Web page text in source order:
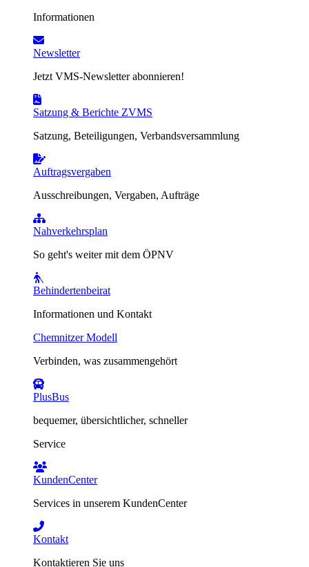
Informationen
Newsletter
Jetzt VMS-Newsletter abonnieren!
Satzung & Berichte ZVMS
Satzung, Beteiligungen, Verbandsversammlung
Auftragsvergaben
Ausschreibungen, Vergaben, Aufträge
Nahverkehrsplan
So geht's weiter mit dem ÖPNV
Behindertenbeirat
Informationen und Kontakt
Chemnitzer Modell
Verbinden, was zusammengehört
PlusBus
bequemer, übersichtlicher, schneller
Service
KundenCenter
Services in unserem KundenCenter
Kontakt
Kontaktieren Sie uns